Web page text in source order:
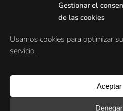
Gestionar el
de las cookies
Usamos cookies para optimizar
servicio.
Aceptar
Denegar
Acepto lapolítica de
Esta web está protegida por reCAPTCHA y
privacidady lasCondiciones de servicio